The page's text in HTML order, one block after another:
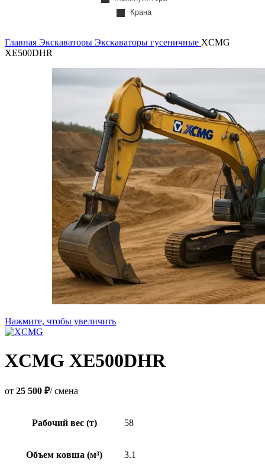
Крана
Главная Экскаваторы Экскаваторы гусеничные XCMG
XE500DHR
Нажмите, чтобы увеличить
XCMG XE500DHR
от 25 500 ₽/ смена
Рабочий вес (т) 58
Объем ковша (м³) 3.1